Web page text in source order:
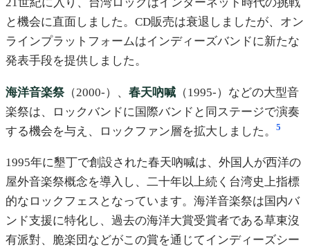
と機会に直面しました。CD販売は衰退しましたが、オン
ラインプラットフォームはインディーズバンドに新たな
発表手段を提供しました。
海洋音楽祭（2000-）、 春天吶喊 （1995-）などの大型音
楽祭は、ロックバンドに国際バンドと同ステージで演奏
する機会を与え、ロックファン層を拡大しました。
5
1995年に墾丁で創設された春天吶喊は、外国人が西洋の
屋外音楽祭概念を導入し、二十年以上続く台湾史上指標
的なロックフェスとなっています。海洋音楽祭は国内バ
ンド支援に特化し、過去の海洋大賞受賞者である草東沒
有派對、脆楽団などがこの賞を通じてインディーズシー